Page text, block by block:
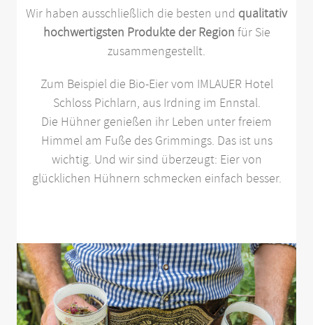
Wir haben ausschließlich die besten und qualitativ
hochwertigsten Produkte der Region für Sie
zusammengestellt.
Zum Beispiel die Bio-Eier vom IMLAUER Hotel
Schloss Pichlarn, aus Irdning im Ennstal.
Die Hühner genießen ihr Leben unter freiem
Himmel am Fuße des Grimmings. Das ist uns
wichtig. Und wir sind überzeugt: Eier von
glücklichen Hühnern schmecken einfach besser.